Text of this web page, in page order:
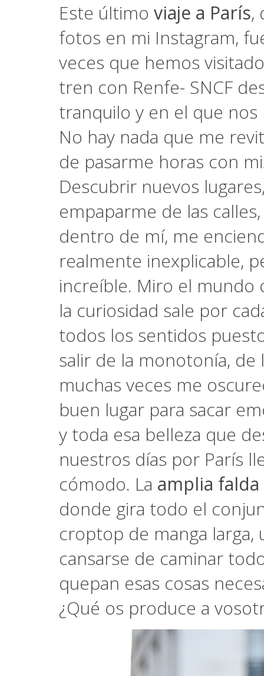
Este último viaje a París,
fotos en mi Instagram,
veces que hemos
tren con Renfe- SNCF
tranquilo y en el que nos
No hay nada que me
de pasarme horas con
Descubrir nuevos
empaparme de las
dentro de mí, me
realmente inexplicable,
increíble. Miro el mundo
la curiosidad sale por
todos los sentidos
salir de la monotonía, de
muchas veces me
buen lugar para sacar
y toda esa belleza que
nuestros días por París
cómodo. La amplia
donde gira todo el
croptop de manga
cansarse de caminar
quepan esas cosas
¿Qué os produce a